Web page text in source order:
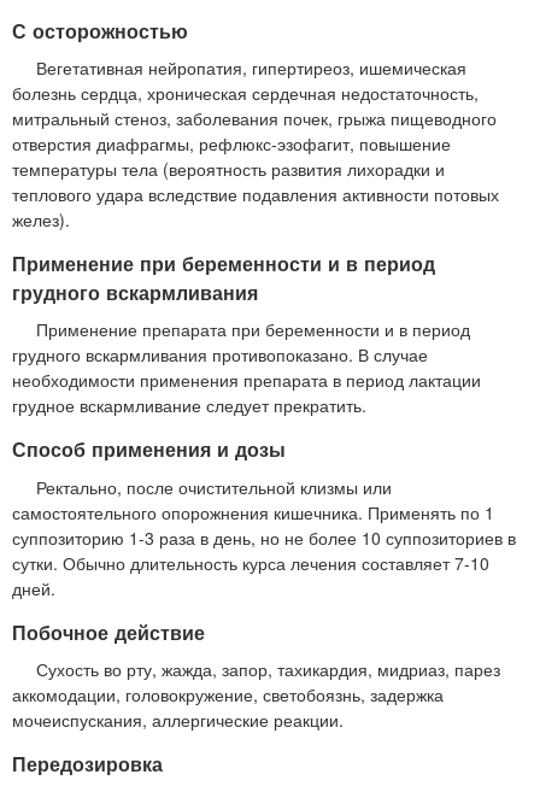
С осторожностью
Вегетативная нейропатия, гипертиреоз, ишемическая
болезнь сердца, хроническая сердечная недостаточность,
митральный стеноз, заболевания почек, грыжа пищеводного
отверстия диафрагмы, рефлюкс-эзофагит, повышение
температуры тела (вероятность развития лихорадки и
теплового удара вследствие подавления активности потовых
желез).
Применение при беременности и в период
грудного вскармливания
Применение препарата при беременности и в период
грудного вскармливания противопоказано. В случае
необходимости применения препарата в период лактации
грудное вскармливание следует прекратить.
Способ применения и дозы
Ректально, после очистительной клизмы или
самостоятельного опорожнения кишечника. Применять по 1
суппозиторию 1-3 раза в день, но не более 10 суппозиториев в
сутки. Обычно длительность курса лечения составляет 7-10
дней.
Побочное действие
Сухость во рту, жажда, запор, тахикардия, мидриаз, парез
аккомодации, головокружение, светобоязнь, задержка
мочеиспускания, аллергические реакции.
Передозировка